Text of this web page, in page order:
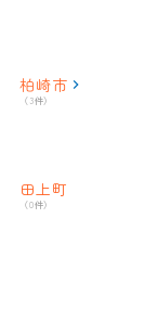
柏崎市
（3件）
田上町
（0件）